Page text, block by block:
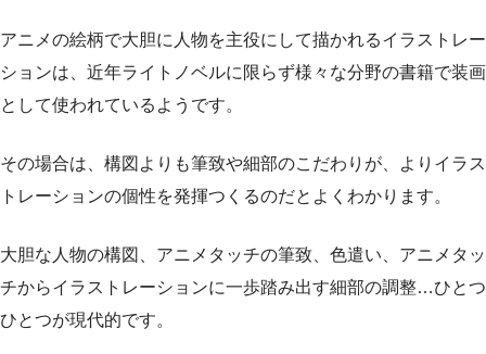
アニメの絵柄で大胆に人物を主役にして描かれるイラストレー
ションは、近年ライトノベルに限らず様々な分野の書籍で装画
として使われているようです。
その場合は、構図よりも筆致や細部のこだわりが、よりイラス
トレーションの個性を発揮つくるのだとよくわかります。
大胆な人物の構図、アニメタッチの筆致、色遣い、アニメタッ
チからイラストレーションに一歩踏み出す細部の調整…ひとつ
ひとつが現代的です。